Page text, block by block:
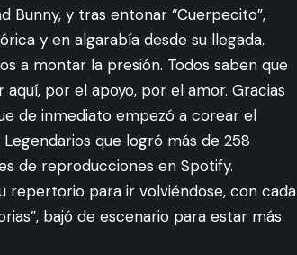
Bunny, y tras entonar “Cuerpecito”,
y en algarabía desde su llegada.
a montar la presión. Todos saben que
por el apoyo, por el amor. Gracias
de inmediato empezó a corear el
que logró más de 258
de reproducciones en Spotify.
repertorio para ir volviéndose, con cada
bajó de escenario para estar más